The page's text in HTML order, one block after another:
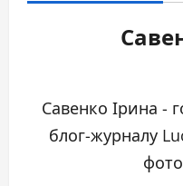
Савенко Ірина -
блог-журналу